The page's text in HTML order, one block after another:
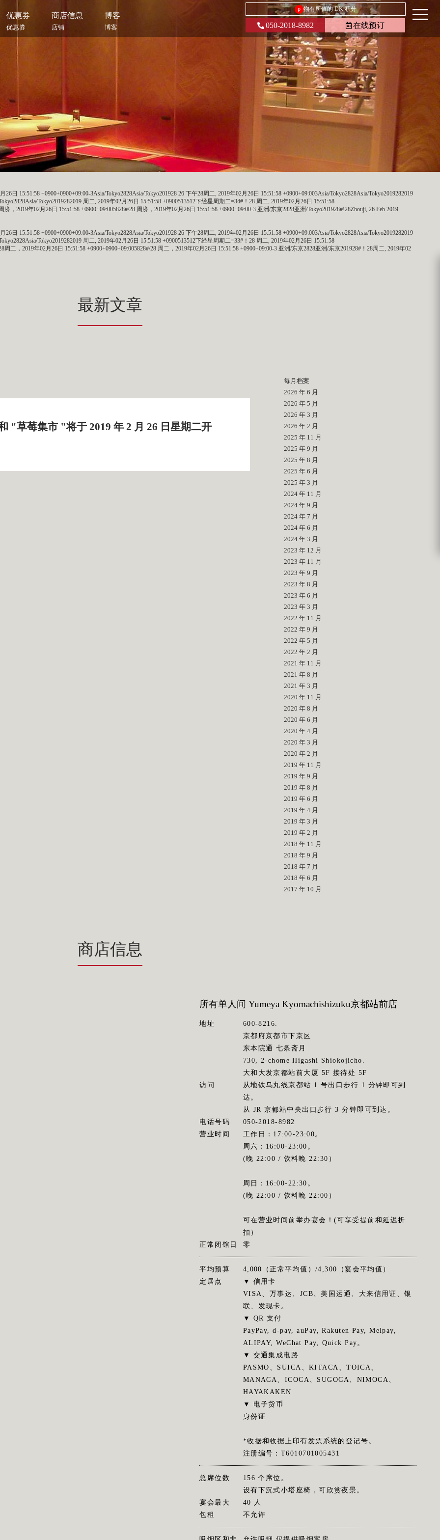
优惠券
优惠券
商店信息
店铺
博客
博客
p 物有所值的 DK 积分
050-2018-8982 在线预订
日 15:51:58 +0900+0900+09:00-3Asia/Tokyo2828Asia/Tokyo201928 26 下午28周二, 2019年02月26日 15:51:58 +0900+09:003Asia/Tokyo2828Asia/Tokyo2019282019
Tokyo2019282019 周二, 2019年02月26日 15:51:58 +0900513512下经星周期二=34#！28 周二, 2019年02月26日 15:51:58
，2019年02月26日 15:51:58 +0900+09:005828#/28 周济，2019年02月26日 15:51:58 +0900+09:00-3 亚洲/东京2828亚洲/Tokyo201928#!28Zhouji, 26 Feb 2019
日 15:51:58 +0900+0900+09:00-3Asia/Tokyo2828Asia/Tokyo201928 26 下午28周二, 2019年02月26日 15:51:58 +0900+09:003Asia/Tokyo2828Asia/Tokyo2019282019
Tokyo2019282019 周二, 2019年02月26日 15:51:58 +0900513512下经星周期二=33#！28 周二, 2019年02月26日 15:51:58
二，2019年02月26日 15:51:58 +0900+0900+09:005828#/28 周二，2019年02月26日 15:51:58 +0900+09:00-3 亚洲/东京2828亚洲/东京201928#！28周二, 2019年02
最新文章
"草莓集市 "将于 2019 年 2 月 26 日星期二开
每月档案
2026 年 6 月
2026 年 5 月
2026 年 3 月
2026 年 2 月
2025 年 11 月
2025 年 9 月
2025 年 8 月
2025 年 6 月
2025 年 3 月
2024 年 11 月
2024 年 9 月
2024 年 7 月
2024 年 6 月
2024 年 3 月
2023 年 12 月
2023 年 11 月
2023 年 9 月
2023 年 8 月
2023 年 6 月
2023 年 3 月
2022 年 11 月
2022 年 9 月
2022 年 5 月
2022 年 2 月
2021 年 11 月
2021 年 8 月
2021 年 3 月
2020 年 11 月
2020 年 8 月
2020 年 6 月
2020 年 4 月
2020 年 3 月
2020 年 2 月
2019 年 11 月
2019 年 9 月
2019 年 8 月
2019 年 6 月
2019 年 4 月
2019 年 3 月
2019 年 2 月
2018 年 11 月
2018 年 9 月
2018 年 7 月
2018 年 6 月
2017 年 10 月
商店信息
所有单人间 Yumeya Kyomachishizuku京都站前店
地址
600-8216.
京都府京都市下京区
东本院通 七条斋月
730, 2-chome Higashi Shiokojicho.
大和大发京都站前大厦 5F 接待处 5F
访问
从地铁乌丸线京都站 1 号出口步行 1 分钟即可到
达。
从 JR 京都站中央出口步行 3 分钟即可到达。
电话号码
050-2018-8982
营业时间
工作日：17:00-23:00。
周六：16:00-23:00。
(晚 22:00 / 饮料晚 22:30）
周日：16:00-22:30。
(晚 22:00 / 饮料晚 22:00）
可在营业时间前举办宴会！(可享受提前和延迟折
扣）
正常闭馆日
零
平均预算
4,000（正常平均值）/4,300（宴会平均值）
定居点
▼ 信用卡
VISA、万事达、JCB、美国运通、大来信用证、银
联、发现卡。
▼ QR 支付
PayPay, d-pay, auPay, Rakuten Pay, Melpay,
ALIPAY, WeChat Pay, Quick Pay。
▼ 交通集成电路
PASMO、SUICA、KITACA、TOICA、
MANACA、ICOCA、SUGOCA、NIMOCA、
HAYAKAKEN
▼ 电子货币
身份证
*收据和收据上印有发票系统的登记号。
注册编号：T6010701005431
总席位数
156 个席位。
设有下沉式小塔座椅，可欣赏夜景。
宴会最大
40 人
包租
不允许